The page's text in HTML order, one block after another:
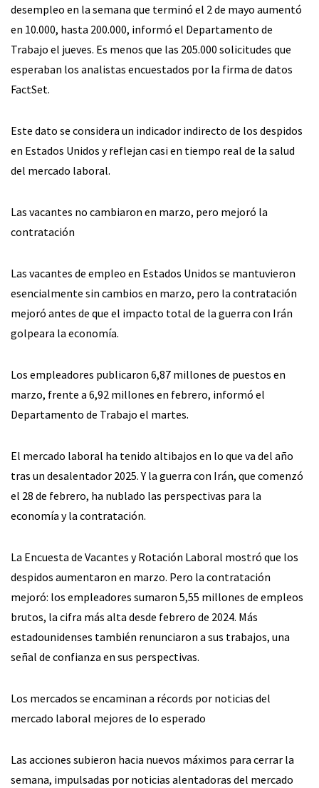
desempleo en la semana que terminó el 2 de mayo aumentó
en 10.000, hasta 200.000, informó el Departamento de
Trabajo el jueves. Es menos que las 205.000 solicitudes que
esperaban los analistas encuestados por la firma de datos
FactSet.
Este dato se considera un indicador indirecto de los despidos
en Estados Unidos y reflejan casi en tiempo real de la salud
del mercado laboral.
Las vacantes no cambiaron en marzo, pero mejoró la
contratación
Las vacantes de empleo en Estados Unidos se mantuvieron
esencialmente sin cambios en marzo, pero la contratación
mejoró antes de que el impacto total de la guerra con Irán
golpeara la economía.
Los empleadores publicaron 6,87 millones de puestos en
marzo, frente a 6,92 millones en febrero, informó el
Departamento de Trabajo el martes.
El mercado laboral ha tenido altibajos en lo que va del año
tras un desalentador 2025. Y la guerra con Irán, que comenzó
el 28 de febrero, ha nublado las perspectivas para la
economía y la contratación.
La Encuesta de Vacantes y Rotación Laboral mostró que los
despidos aumentaron en marzo. Pero la contratación
mejoró: los empleadores sumaron 5,55 millones de empleos
brutos, la cifra más alta desde febrero de 2024. Más
estadounidenses también renunciaron a sus trabajos, una
señal de confianza en sus perspectivas.
Los mercados se encaminan a récords por noticias del
mercado laboral mejores de lo esperado
Las acciones subieron hacia nuevos máximos para cerrar la
semana, impulsadas por noticias alentadoras del mercado